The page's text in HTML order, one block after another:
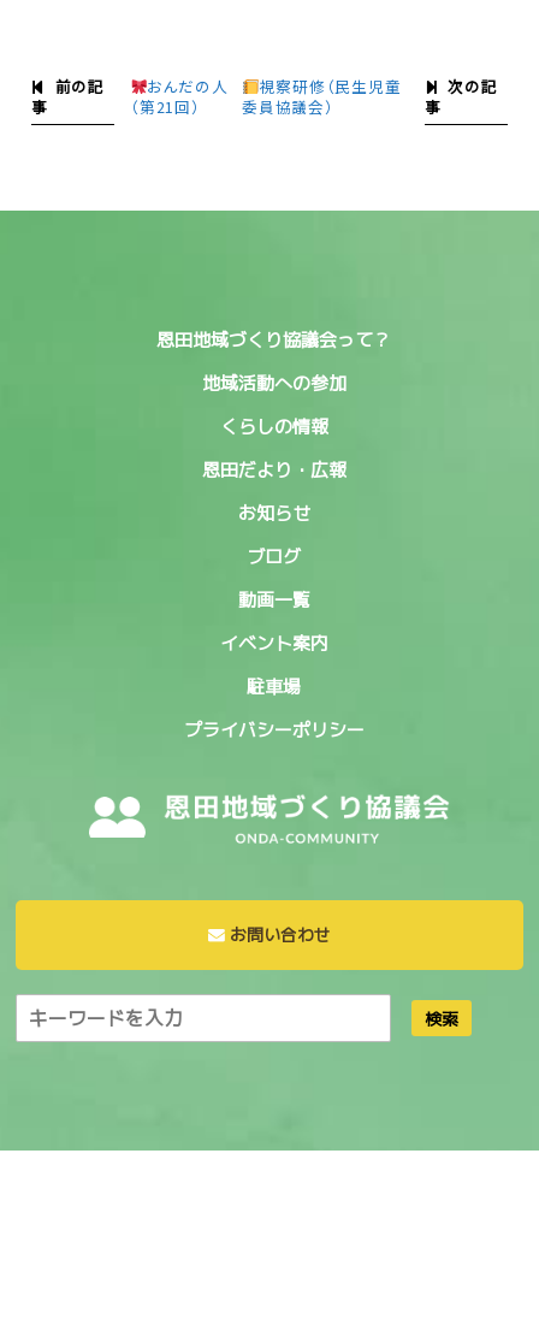
前の記
事
おんだの人
（第21回）
次の記
事
視察研修（民生児童
委員協議会）
恩田地域づくり協議会って？
地域活動への参加
くらしの情報
恩田だより・広報
お知らせ
ブログ
動画一覧
イベント案内
駐車場
プライバシーポリシー
お問い合わせ
検索